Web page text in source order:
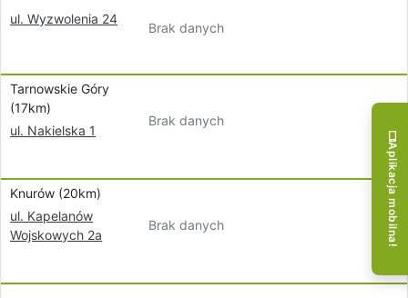
ul. Wyzwolenia 24
Brak danych
Tarnowskie Góry
(17km)
ul. Nakielska 1
Brak danych
Knurów (20km)
ul. Kapelanów
Wojskowych 2a
Brak danych Aplikacja mobilna!